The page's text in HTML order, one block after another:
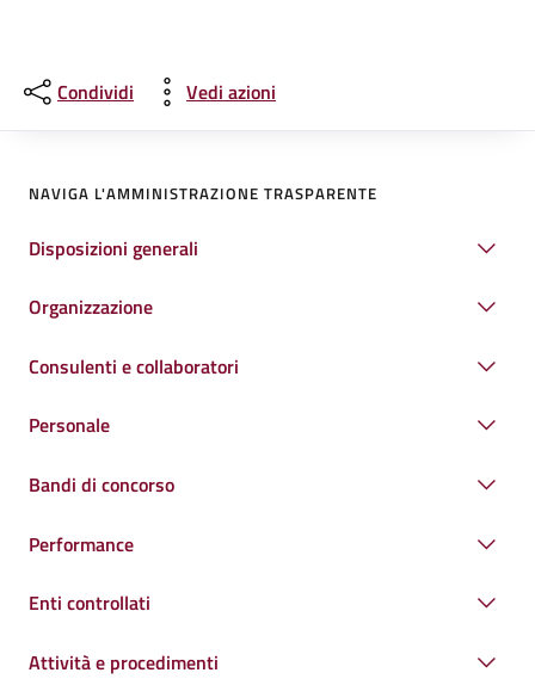
Condividi Vedi azioni
NAVIGA L'AMMINISTRAZIONE TRASPARENTE
Disposizioni generali
Organizzazione
Consulenti e collaboratori
Personale
Bandi di concorso
Performance
Enti controllati
Attività e procedimenti